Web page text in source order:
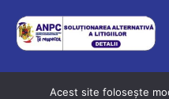
Acest site folosește